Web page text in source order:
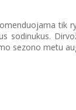
sezono metu